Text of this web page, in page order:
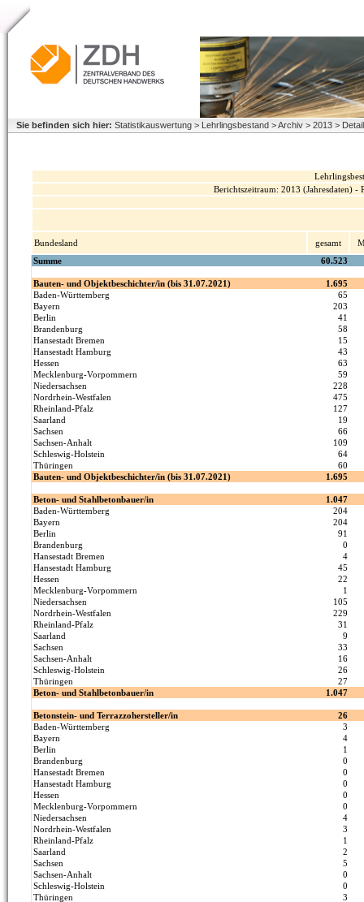
Sie befinden sich hier: Statistikauswertung > Lehrlingsbestand > Archiv > 2013 >